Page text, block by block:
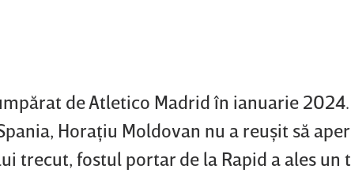
de Atletico Madrid în ianuarie
Horaţiu Moldovan nu a reuşit să
trecut, fostul portar de la Rapid a ales un